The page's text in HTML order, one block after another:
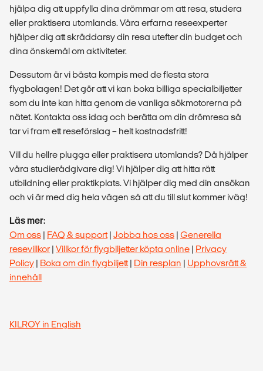
hjälpa dig att uppfylla dina drömmar om att resa, studera
eller praktisera utomlands. Våra erfarna reseexperter
hjälper dig att skräddarsy din resa utefter din budget och
dina önskemål om aktiviteter.
Dessutom är vi bästa kompis med de flesta stora
flygbolagen! Det gör att vi kan boka billiga specialbiljetter
som du inte kan hitta genom de vanliga sökmotorerna på
nätet. Kontakta oss idag och berätta om din drömresa så
tar vi fram ett reseförslag – helt kostnadsfritt!
Vill du hellre plugga eller praktisera utomlands? Då hjälper
våra studierådgivare dig! Vi hjälper dig att hitta rätt
utbildning eller praktikplats. Vi hjälper dig med din ansökan
och vi är med dig hela vägen så att du till slut kommer iväg!
Läs mer:
Om oss | FAQ & support| Jobba hos oss | Generella
resevillkor | Villkor för flygbiljetter köpta online | Privacy
Policy | Boka om din flygbiljett| Din resplan | Upphovsrätt &
innehåll
KILROY in English